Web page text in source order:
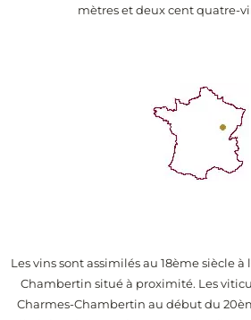
mètres et deux cent quatre-
Les vins sont assimilés au 18ème siècle
Chambertin situé à proximité. Les
Charmes-Chambertin au début du